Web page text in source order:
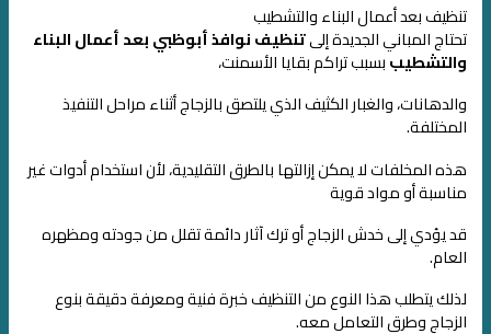
تنظيف بعد أعمال البناء والتشطيب
تحتاج المباني الجديدة إلىتنظيف نوافذ أبوظبي بعد أعمال البناء
والتشطيببسبب تراكم بقايا الأسمنت،
والدهانات، والغبار الكثيف الذي يلتصق بالزجاج أثناء مراحل التنفيذ
المختلفة.
هذه المخلفات لا يمكن إزالتها بالطرق التقليدية، لأن استخدام أدوات غير
مناسبة أو مواد قوية
قد يؤدي إلى خدش الزجاج أو ترك آثار دائمة تقلل من جودته ومظهره
العام.
لذلك يتطلب هذا النوع من التنظيف خبرة فنية ومعرفة دقيقة بنوع
الزجاج وطرق التعامل معه.